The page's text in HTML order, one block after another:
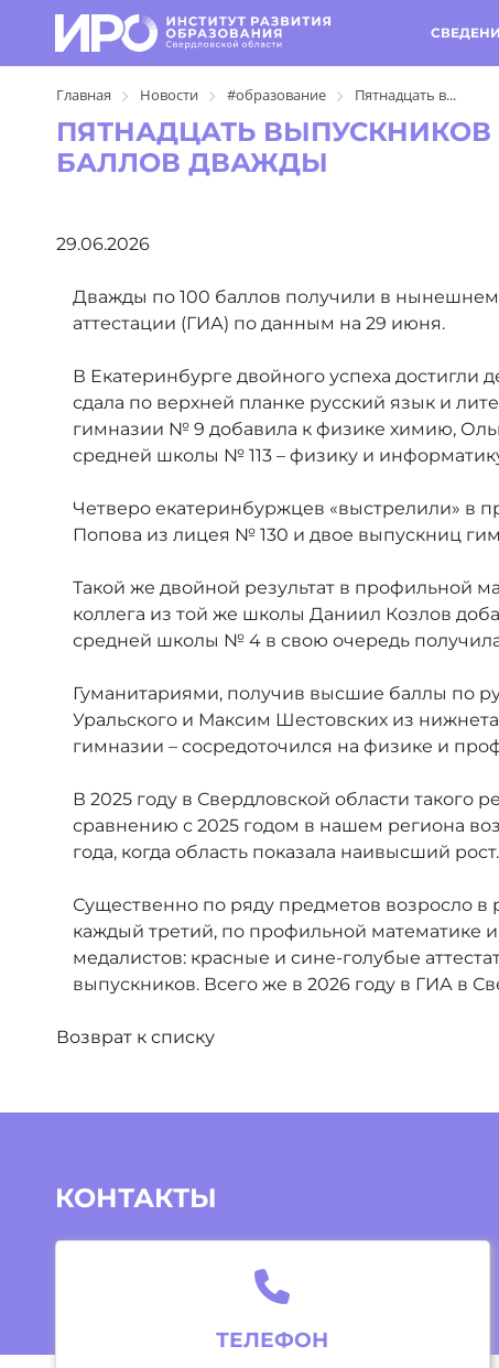
Главная Новости #образование Пятнадцать в...
ПЯТНАДЦАТЬ ВЫПУСКНИКОВ
БАЛЛОВ ДВАЖДЫ
29.06.2026
Дважды по 100 баллов получили в нынешнем
аттестации (ГИА) по данным на 29 июня.
В Екатеринбурге двойного успеха
сдала по верхней планке русский язык и
гимназии № 9 добавила к физике химию,
средней школы № 113 – физику и
Четверо екатеринбуржцев «выстрелили» в
Попова из лицея № 130 и двое выпускниц
Такой же двойной результат в профильной
коллега из той же школы Даниил Козлов
средней школы № 4 в свою очередь
Гуманитариями, получив высшие баллы по
Уральского и Максим Шестовских из
гимназии – сосредоточился на физике и
В 2025 году в Свердловской области такого
сравнению с 2025 годом в нашем региона
года, когда область показала наивысший рост.
Существенно по ряду предметов возросло в
каждый третий, по профильной математике
медалистов: красные и сине-голубые
выпускников. Всего же в 2026 году в ГИА в
Возврат к списку
КОНТАКТЫ
ТЕЛЕФОН